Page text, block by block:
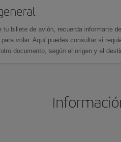
tu billete de avión, recuerda informarte
volar. Aquí puedes consultar si
documento, según el origen y el